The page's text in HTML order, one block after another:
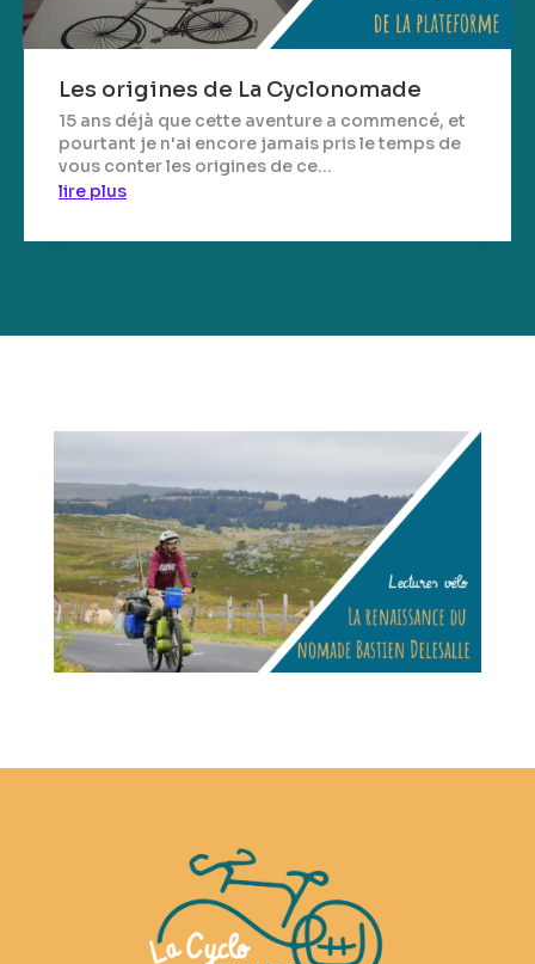
Les origines de La Cyclonomade
15 ans déjà que cette aventure a commencé, et
pourtant je n'ai encore jamais pris le temps de
vous conter les origines de ce...
lire plus